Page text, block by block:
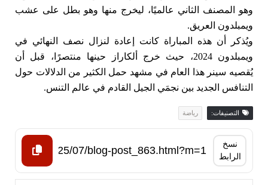
وهو المصنف الثاني عالميًا، ليخرج منها وهو بطل على عشب
ويمبلدون العريق.
ويُذكر أن هذه المباراة كانت إعادة لنزال نصف النهائي في
ويمبلدون 2024، حيث خرج ألكاراز حينها منتصرًا، قبل أن
يُقصيه سينر هذا العام في مشهد حمل الكثير من الدلالات حول
التنافس الجديد بين نجمَي الجيل القادم في عالم التنس.
التصنيفات: رياضة
نسخ
الرابط